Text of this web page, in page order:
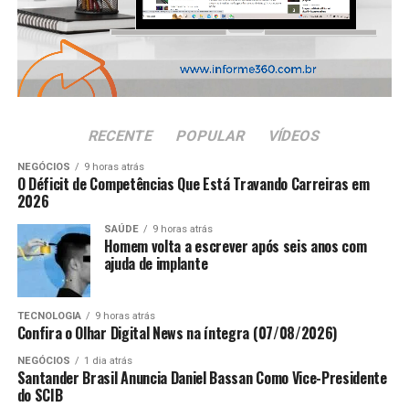
ANÚNCIO
RECENTE POPULAR VÍDEOS
NEGÓCIOS 9 horas atrás
O Déficit de Competências Que Está Travando Carreiras em
2026
SAÚDE 9 horas atrás
Homem volta a escrever após seis anos com
ajuda de implante
TECNOLOGIA 9 horas atrás
Confira o Olhar Digital News na íntegra (07/08/2026)
NEGÓCIOS 1 dia atrás
Santander Brasil Anuncia Daniel Bassan Como Vice-Presidente
do SCIB